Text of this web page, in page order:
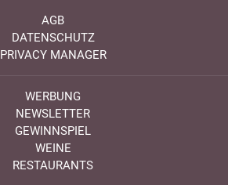
AGB
DATENSCHUTZ
PRIVACY MANAGER
WERBUNG
NEWSLETTER
GEWINNSPIEL
WEINE
RESTAURANTS